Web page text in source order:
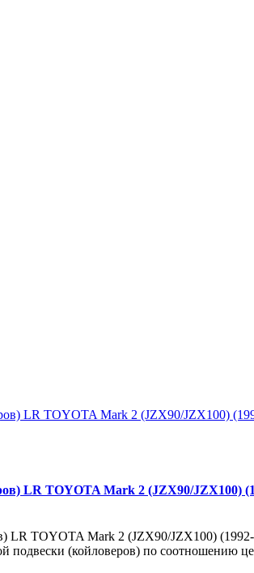
LR TOYOTA Mark 2 (JZX90/JZX100)
LR TOYOTA Mark 2 (JZX90/JZX100)
подвески (койловеров) по соотношению